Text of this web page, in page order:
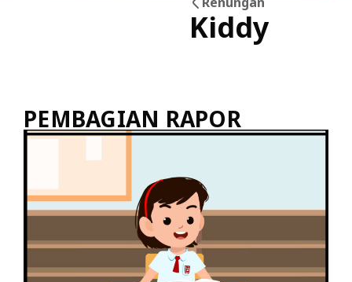
Kiddy
PEMBAGIAN RAPOR